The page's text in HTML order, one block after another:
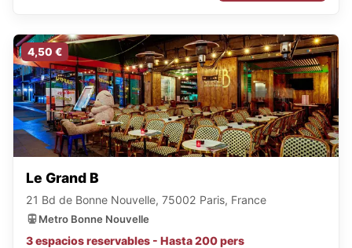
4,50 €
Le Grand B
21 Bd de Bonne Nouvelle, 75002 Paris, France
Metro Bonne Nouvelle
3 espacios reservables - Hasta 200 pers